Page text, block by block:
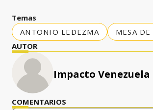
Temas
ANTONIO LEDEZMA
MESA
AUTOR
Impacto Venezuela
COMENTARIOS